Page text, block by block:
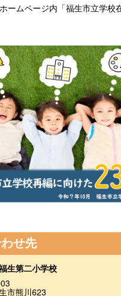
ホームページ内「福生市立学校
せ先
生第二小学校
市熊川623